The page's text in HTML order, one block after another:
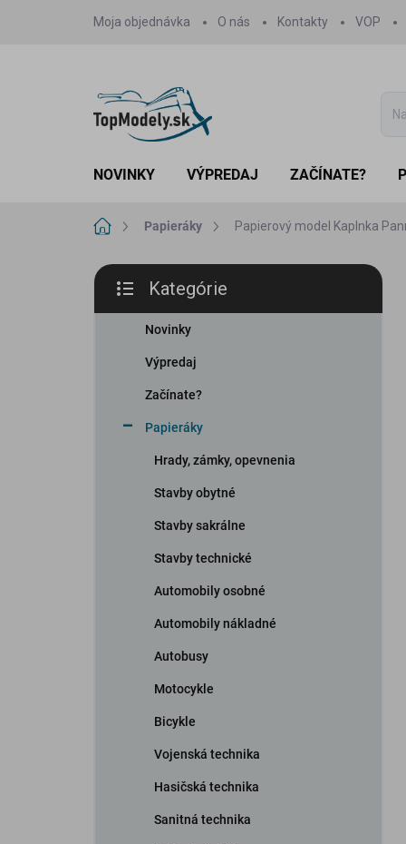
Moja objednávka O nás Kontakty VOP
NOVINKY VÝPREDAJ ZAČÍNATE?
DomovPapieráky Papierový model Kaplnka
B
č
kategórie
Kategórie
Novinky
Výpredaj
Začínate?
Papieráky
Hrady, zámky, opevnenia
Stavby obytné
Stavby sakrálne
Stavby technické
Automobily osobné
Automobily nákladné
Autobusy
Motocykle
Bicykle
Vojenská technika
Hasičská technika
Sanitná technika